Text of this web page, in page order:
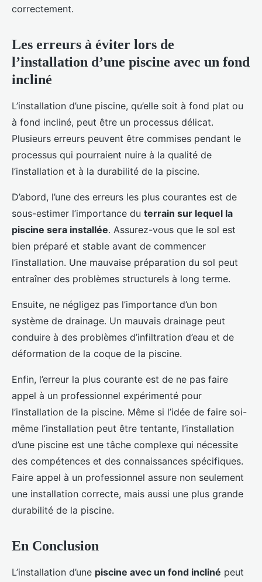
correctement.
Les erreurs à éviter lors de
l’installation d’une piscine avec un fond
incliné
L’installation d’une piscine, qu’elle soit à fond plat ou
à fond incliné, peut être un processus délicat.
Plusieurs erreurs peuvent être commises pendant le
processus qui pourraient nuire à la qualité de
l’installation et à la durabilité de la piscine.
D’abord, l’une des erreurs les plus courantes est de
sous-estimer l’importance du terrain sur lequel la
piscine sera installée. Assurez-vous que le sol est
bien préparé et stable avant de commencer
l’installation. Une mauvaise préparation du sol peut
entraîner des problèmes structurels à long terme.
Ensuite, ne négligez pas l’importance d’un bon
système de drainage. Un mauvais drainage peut
conduire à des problèmes d’infiltration d’eau et de
déformation de la coque de la piscine.
Enfin, l’erreur la plus courante est de ne pas faire
appel à un professionnel expérimenté pour
l’installation de la piscine. Même si l’idée de faire soi-
même l’installation peut être tentante, l’installation
d’une piscine est une tâche complexe qui nécessite
des compétences et des connaissances spécifiques.
Faire appel à un professionnel assure non seulement
une installation correcte, mais aussi une plus grande
durabilité de la piscine.
En Conclusion
L’installation d’une piscine avec un fond incliné peut